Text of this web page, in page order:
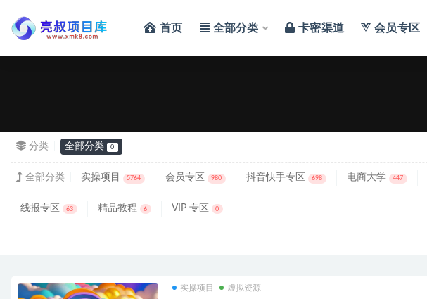
首页 全部分类 卡密渠道 会员专区
分类 全部分类 0
全部分类 实操项目 5764 会员专区 980 抖音快手专区 698 电商大学 447
线报专区 63 精品教程 6 VIP 专区 0
实操项目 虚拟资源